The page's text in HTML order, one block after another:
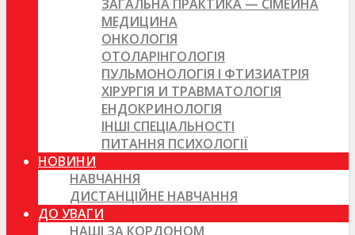
ЗАГАЛЬНА ПРАКТИКА — СІМЕЙНА
МЕДИЦИНА
ОНКОЛОГІЯ
ОТОЛАРІНГОЛОГІЯ
ПУЛЬМОНОЛОГІЯ І ФТИЗИАТРІЯ
ХІРУРГІЯ И ТРАВМАТОЛОГІЯ
ЕНДОКРИНОЛОГІЯ
ІНШІ СПЕЦІАЛЬНОСТІ
ПИТАННЯ ПСИХОЛОГІЇ
НОВИНИ
НАВЧАННЯ
ДИСТАНЦІЙНЕ НАВЧАННЯ
ДО УВАГИ
НАШІ ЗА КОРДОНОМ